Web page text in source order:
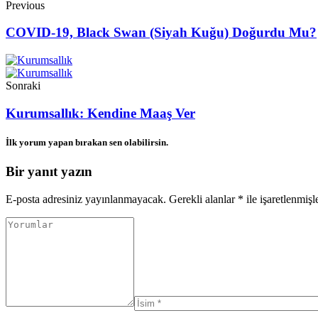
Previous
COVID-19, Black Swan (Siyah Kuğu) Doğurdu Mu?
Sonraki
Kurumsallık: Kendine Maaş Ver
İlk yorum yapan bırakan sen olabilirsin.
Bir yanıt yazın
E-posta adresiniz yayınlanmayacak. Gerekli alanlar * ile